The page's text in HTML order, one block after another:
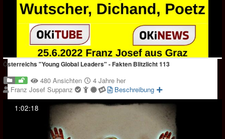
Österreichs "Young Global Leaders" - Fakten Blitzlicht 113
480 Ansichten
4 Jahre her
Franz Josef Suppanz
Beschreibung
1:02:18